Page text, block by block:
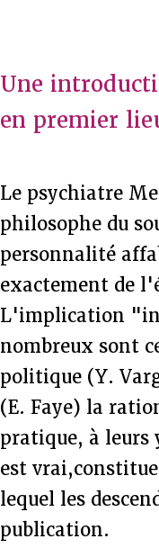
Une
en premier
Le psychiatre
philosophe du
personnalité
exactement de
L'implication
nombreux sont
politique (Y.
(E. Faye) la
pratique, à leurs
est
lequel les
publication.